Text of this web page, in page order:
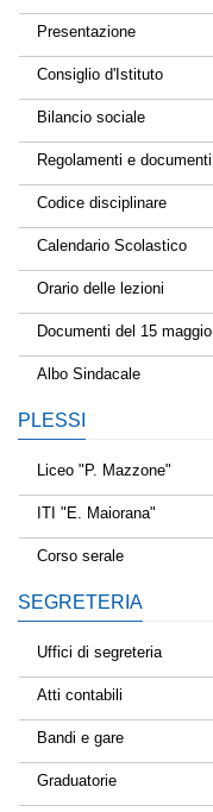
Presentazione
Consiglio d'Istituto
Bilancio sociale
Regolamenti e documenti
Codice disciplinare
Calendario Scolastico
Orario delle lezioni
Documenti del 15 maggio
Albo Sindacale
PLESSI
Liceo "P. Mazzone"
ITI "E. Maiorana"
Corso serale
SEGRETERIA
Uffici di segreteria
Atti contabili
Bandi e gare
Graduatorie